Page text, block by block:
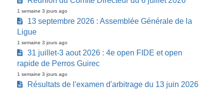
1 semaine 3 jours ago
13 septembre 2026 : Assemblée Générale de la
Ligue
1 semaine 3 jours ago
31 juillet-3 aout 2026 : 4e open FIDE et open
rapide de Perros Guirec
1 semaine 3 jours ago
Résultats de l'examen d'arbitrage du 13 juin 2026